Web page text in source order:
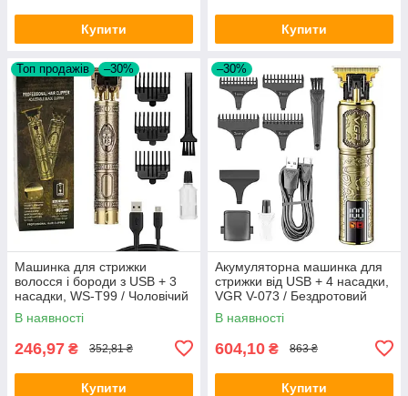
Купити Купити
Топ продажів –30%
Машинка для стрижки
волосся і бороди з USB + 3
насадки, WS-T99 / Чоловічий
акумуляторний тример для
стрижки
В наявності
246,97 ₴ 352,81 ₴
Купити
–30%
Акумуляторна машинка для
стрижки від USB + 4 насадки,
VGR V-073 / Бездротовий
чоловічий тример для
стрижки
В наявності
604,10 ₴ 863 ₴
Купити